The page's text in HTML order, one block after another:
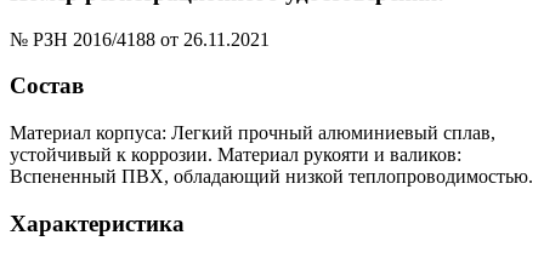
№ РЗН 2016/4188 от 26.11.2021
Состав
Материал корпуса: Легкий прочный алюминиевый сплав,
устойчивый к коррозии. Материал рукояти и валиков:
Вспененный ПВХ, обладающий низкой теплопроводимостью.
Характеристика